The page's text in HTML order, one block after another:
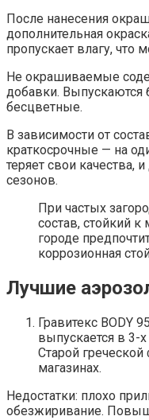
После нанесения
дополнительная
пропускает влагу, что
Не окрашиваемые
добавки. Выпускаются
бесцветные.
В зависимости от
краткосрочные — на
теряет свои качества,
сезонов.
При частых
состав, стойкий
городе
коррозионная
Лучшие
Гравитекс BODY
выпускается в 3-
Старой
магазинах.
Недостатки: плохо
обезжиривание.